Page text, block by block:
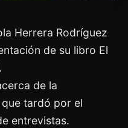
Herrera Rodríguez
de su libro El
de la
tardó por el
entrevistas.